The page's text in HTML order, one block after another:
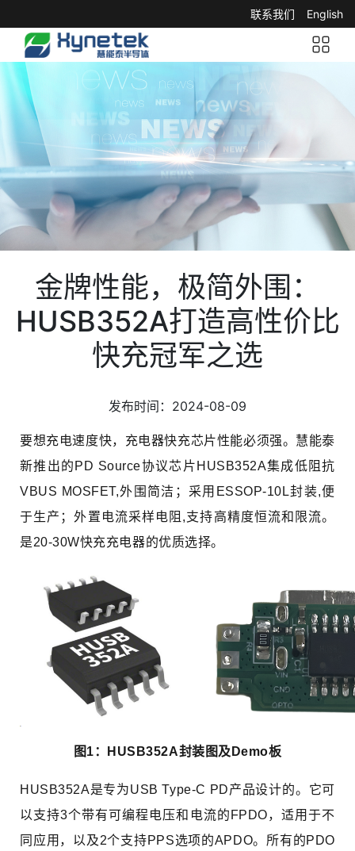
联系我们 English
金牌性能，极简外围：
HUSB352A打造高性价比
快充冠军之选
发布时间：2024-08-09
要想充电速度快，充电器快充芯片性能必须强。慧能泰
新推出的PD Source协议芯片HUSB352A集成低阻抗
VBUS MOSFET,外围简洁；采用ESSOP-10L封装,便
于生产；外置电流采样电阻,支持高精度恒流和限流。
是20-30W快充充电器的优质选择。
图1：HUSB352A封装图及Demo板
HUSB352A是专为USB Type-C PD产品设计的。它可
以支持3个带有可编程电压和电流的FPDO，适用于不
同应用，以及2个支持PPS选项的APDO。所有的PDO